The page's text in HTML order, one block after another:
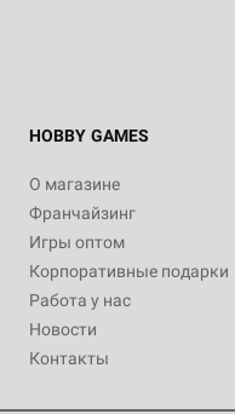
HOBBY GAMES
О магазине
Франчайзинг
Игры оптом
Корпоративные подарки
Работа у нас
Новости
Контакты